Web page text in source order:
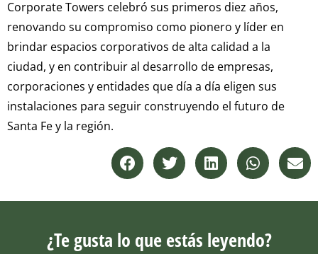
Corporate Towers celebró sus primeros diez años,
renovando su compromiso como pionero y líder en
brindar espacios corporativos de alta calidad a la
ciudad, y en contribuir al desarrollo de empresas,
corporaciones y entidades que día a día eligen sus
instalaciones para seguir construyendo el futuro de
Santa Fe y la región.
¿Te gusta lo que estás leyendo?